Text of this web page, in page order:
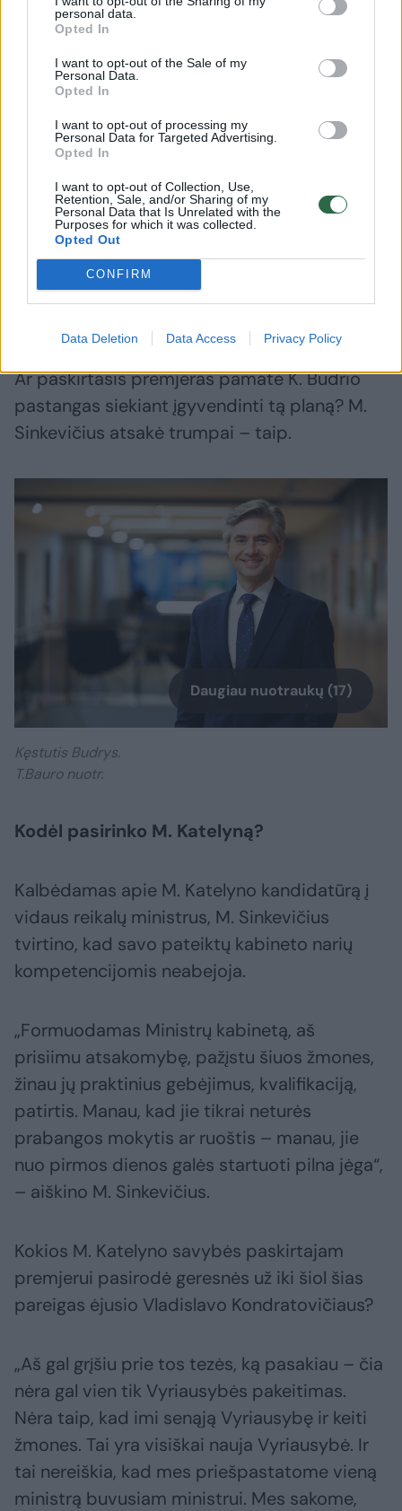
personal data.
Opted In
I want to opt-out of the Sale of my
Personal Data.
Opted In
I want to opt-out of processing my
Personal Data for Targeted Advertising.
Opted In
I want to opt-out of Collection, Use,
Retention, Sale, and/or Sharing of my
Personal Data that Is Unrelated with the
Purposes for which it was collected.
Opted Out
CONFIRM
Data Deletion Data Access Privacy Policy
programą. Kas jam leidžia manyti, kad jei
jų bus daugiau?
„Manau, kad tas laikas ankstesnėse
Vyriausybėse nepraėjo veltui, buvo atliekami
tam tikri paruošiamieji darbai. Planas, mano
supratimu, yra parengtas. Dabar klausimas,
kada ir kokiomis aplinkybėmis jis bus
pradėtas realizuoti. Tuos klausimus bus
galima adresuoti užsienio reikalų ministrui“, –
Ar paskirtasis premjeras pamatė K. Budrio
pastangas siekiant įgyvendinti tą planą? M.
Sinkevičius atsakė trumpai – taip.
Daugiau nuotraukų (17)
Kęstutis Budrys.
T.Bauro nuotr.
Kodėl pasirinko M. Katelyną?
Kalbėdamas apie M. Katelyno kandidatūrą į
vidaus reikalų ministrus, M. Sinkevičius
tvirtino, kad savo pateiktų kabineto narių
kompetencijomis neabejoja.
„Formuodamas Ministrų kabinetą, aš
prisiimu atsakomybę, pažįstu šiuos žmones,
žinau jų praktinius gebėjimus, kvalifikaciją,
patirtis. Manau, kad jie tikrai neturės
prabangos mokytis ar ruoštis – manau, jie
nuo pirmos dienos galės startuoti pilna jėga“,
– aiškino M. Sinkevičius.
Kokios M. Katelyno savybės paskirtajam
premjerui pasirodė geresnės už iki šiol šias
pareigas ėjusio Vladislavo Kondratovičiaus?
„Aš gal grįšiu prie tos tezės, ką pasakiau – čia
nėra gal vien tik Vyriausybės pakeitimas.
Nėra taip, kad imi senąją Vyriausybę ir keiti
žmones. Tai yra visiškai nauja Vyriausybė. Ir
tai nereiškia, kad mes priešpastatome vieną
ministrą buvusiam ministrui. Mes sakome,